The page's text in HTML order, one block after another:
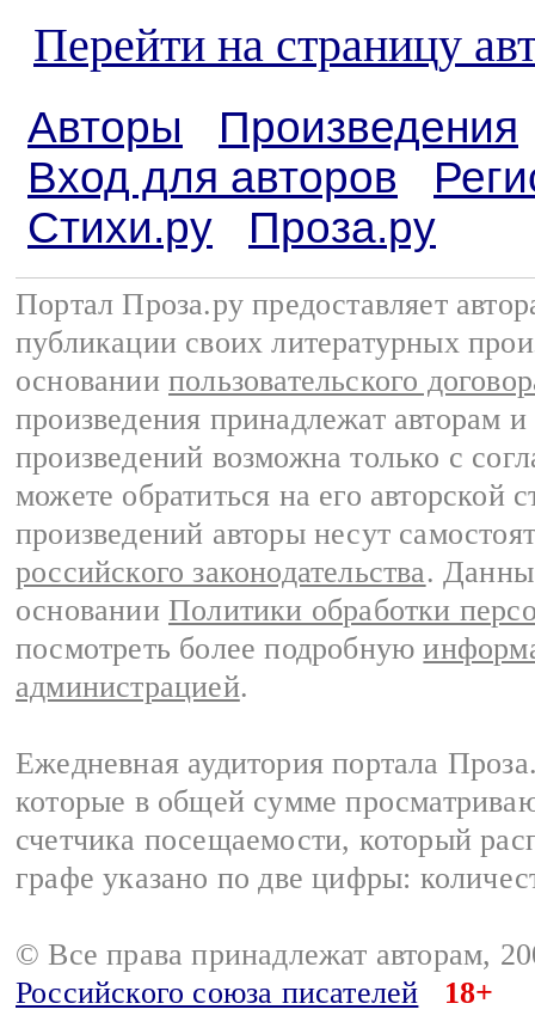
Перейти на страницу
Авторы
Произведения
Вход для авторов
Стихи.ру
Проза.ру
Портал Проза.ру предоставляет
публикации своих литературных
основании пользовательского
произведения принадлежат авторам
произведений возможна только с
можете обратиться на его авторской
произведений авторы несут
российского законодательства.
основании Политики обработки
посмотреть более подробную
администрацией.
Ежедневная аудитория портала
которые в общей сумме
счетчика посещаемости, который
графе указано по две цифры:
© Все права принадлежат авторам,
Российского союза писателей
18+